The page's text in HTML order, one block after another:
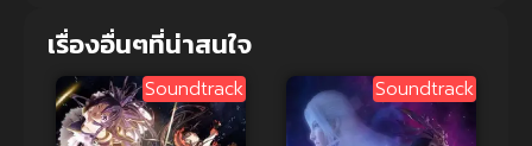
เรื่องอื่นๆที่น่าสนใจ
Soundtrack Soundtrack